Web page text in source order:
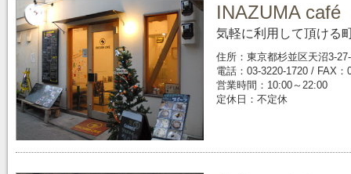
INAZUMA café
気軽に利用して頂ける
住所：東京都杉並区天沼3-
電話：03-3220-1720 / FAX：
営業時間：10:00～22:00
定休日：不定休